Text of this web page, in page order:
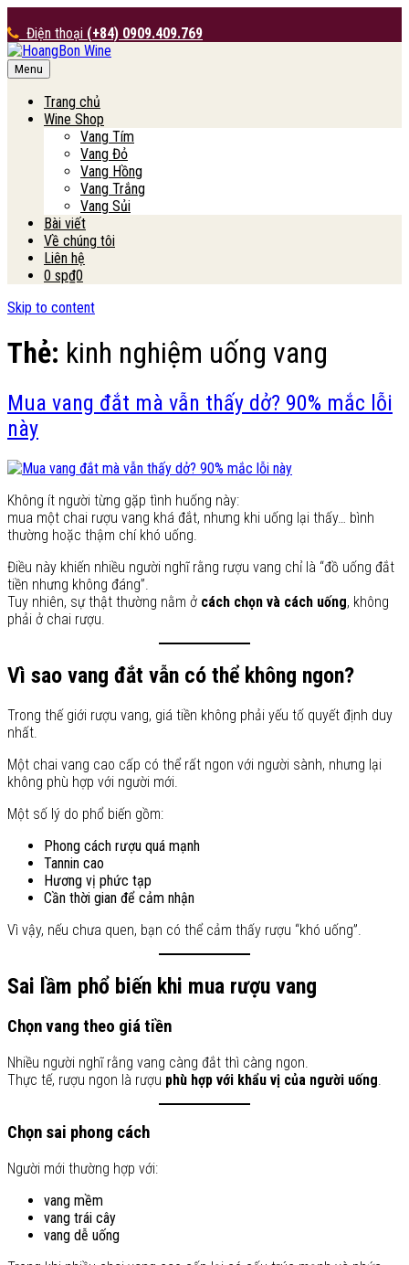
Điện thoại (+84) 0909.409.769
HoangBon Wine
Menu
Trang chủ
Wine Shop
Vang Tím
Vang Đỏ
Vang Hồng
Vang Trắng
Vang Sủi
Bài viết
Về chúng tôi
Liên hệ
0 sp₫0
Skip to content
Thẻ: kinh nghiệm uống vang
Mua vang đắt mà vẫn thấy dở? 90% mắc lỗi
này
Không ít người từng gặp tình huống này:
mua một chai rượu vang khá đắt, nhưng khi uống lại thấy… bình
thường hoặc thậm chí khó uống.
Điều này khiến nhiều người nghĩ rằng rượu vang chỉ là “đồ uống đắt
tiền nhưng không đáng”.
Tuy nhiên, sự thật thường nằm ở cách chọn và cách uống, không
phải ở chai rượu.
Vì sao vang đắt vẫn có thể không ngon?
Trong thế giới rượu vang, giá tiền không phải yếu tố quyết định duy
nhất.
Một chai vang cao cấp có thể rất ngon với người sành, nhưng lại
không phù hợp với người mới.
Một số lý do phổ biến gồm:
Phong cách rượu quá mạnh
Tannin cao
Hương vị phức tạp
Cần thời gian để cảm nhận
Vì vậy, nếu chưa quen, bạn có thể cảm thấy rượu “khó uống”.
Sai lầm phổ biến khi mua rượu vang
Chọn vang theo giá tiền
Nhiều người nghĩ rằng vang càng đắt thì càng ngon.
Thực tế, rượu ngon là rượu phù hợp với khẩu vị của người uống.
Chọn sai phong cách
Người mới thường hợp với:
vang mềm
vang trái cây
vang dễ uống